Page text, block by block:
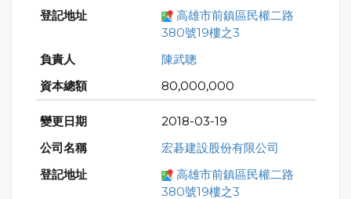
高雄市前鎮區民權二路
380號19樓之3
陳武聰
80,000,000
2018-03-19
宏碁建設股份有限公司
高雄市前鎮區民權二路
380號19樓之3